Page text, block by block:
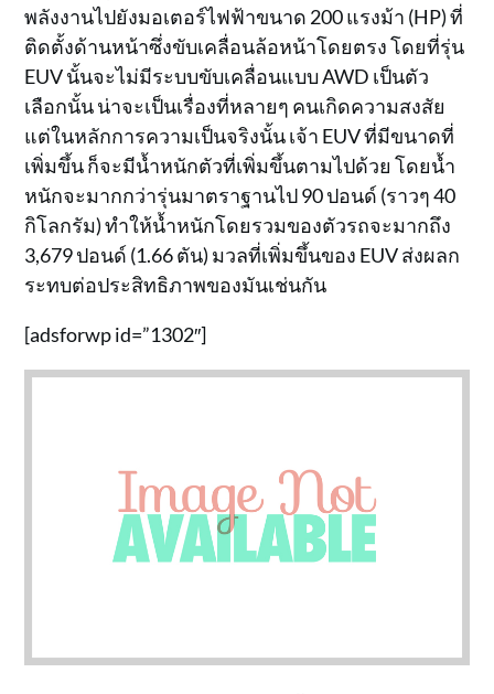
พลังงานไปยังมอเตอร์ไฟฟ้าขนาด 200 แรงม้า (HP) ที่
ติดตั้งด้านหน้าซึ่งขับเคลื่อนล้อหน้าโดยตรง โดยที่รุ่น
EUV นั้นจะไม่มีระบบขับเคลื่อนแบบ AWD เป็นตัว
เลือกนั้น น่าจะเป็นเรื่องที่หลายๆ คนเกิดความสงสัย
แต่ในหลักการความเป็นจริงนั้น เจ้า EUV ที่มีขนาดที่
เพิ่มขึ้น ก็จะมีน้ำหนักตัวที่เพิ่มขึ้นตามไปด้วย โดยน้ำ
หนักจะมากกว่ารุ่นมาตราฐานไป 90 ปอนด์ (ราวๆ 40
กิโลกรัม) ทำให้น้ำหนักโดยรวมของตัวรถจะมากถึง
3,679 ปอนด์ (1.66 ตัน) มวลที่เพิ่มขึ้นของ EUV ส่งผลก
ระทบต่อประสิทธิภาพของมันเช่นกัน
[adsforwp id=”1302″]